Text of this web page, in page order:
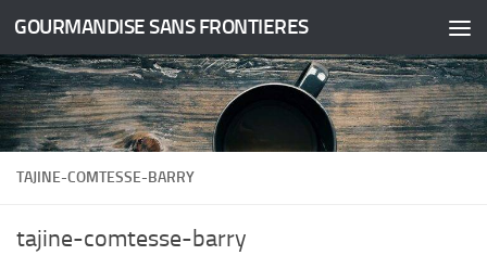
Skip to content
GOURMANDISE SANS FRONTIERES
TAJINE-COMTESSE-BARRY
tajine-comtesse-barry